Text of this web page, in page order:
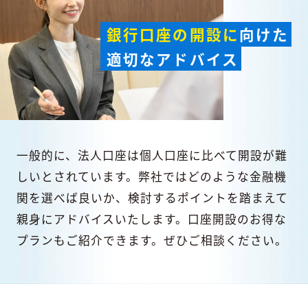
銀行口座の開設に向けた
適切なアドバイス
一般的に、法人口座は個人口座に比べて開設が難
しいとされています。弊社ではどのような金融機
関を選べば良いか、検討するポイントを踏まえて
親身にアドバイスいたします。口座開設のお得な
プランもご紹介できます。ぜひご相談ください。